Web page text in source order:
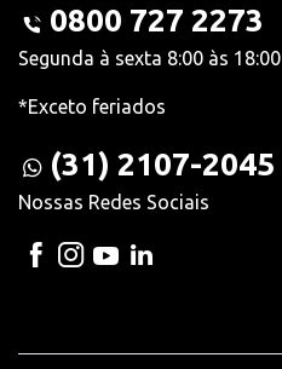
0800 727 2273
Segunda à sexta 8:00 às 18:00
*Exceto feriados
(31) 2107-2045
Nossas Redes Sociais